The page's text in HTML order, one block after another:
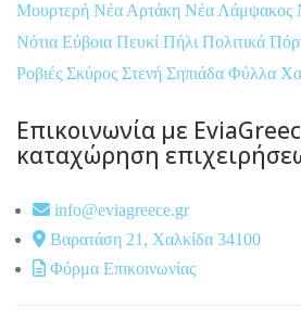
Μουρτερή Νέα Αρτάκη Νέα Λάμψακος
Νότια Εύβοια Πευκί Πήλι Πολιτικά
Ροβιές Σκύρος Στενή Σηπιάδα Φύλλα
Επικοινωνία με
καταχώρηση
info@eviagreece.gr
Βαρατάση 21, Χαλκίδα 34100
Φόρμα Επικοινωνίας